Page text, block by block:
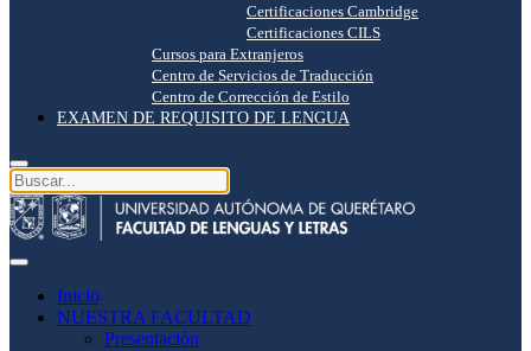
Certificaciones Cambridge
Certificaciones CILS
Cursos para Extranjeros
Centro de Servicios de Traducción
Centro de Corrección de Estilo
EXAMEN DE REQUISITO DE LENGUA
Inicio
NUESTRA FACULTAD
Presentación